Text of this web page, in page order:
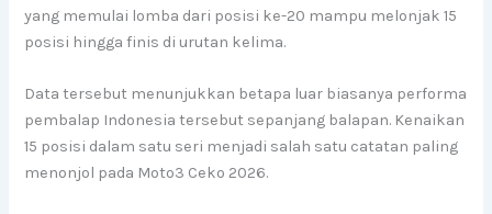
yang memulai lomba dari posisi ke-20 mampu melonjak 15
posisi hingga finis di urutan kelima.
Data tersebut menunjukkan betapa luar biasanya performa
pembalap Indonesia tersebut sepanjang balapan. Kenaikan
15 posisi dalam satu seri menjadi salah satu catatan paling
menonjol pada Moto3 Ceko 2026.